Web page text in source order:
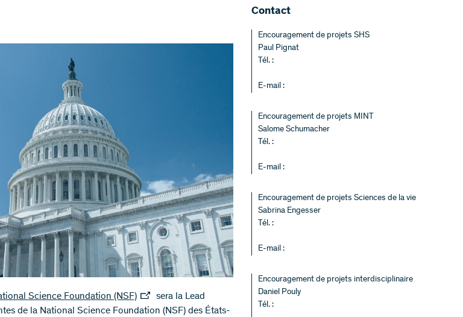
Science Foundation (NSF)
sera la Lead
de la National Science Foundation (NSF) des États-
Contact
Encouragement de projets SHS
Paul Pignat
Tél. :
E-mail :
Encouragement de projets MINT
Salome Schumacher
Tél. :
E-mail :
Encouragement de projets Sciences de la vie
Sabrina Engesser
Tél. :
E-mail :
Encouragement de projets interdisciplinaire
Daniel Pouly
Tél. :